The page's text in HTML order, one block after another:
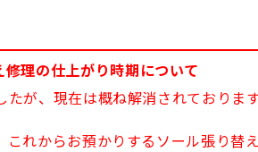
修理の仕上がり時期について
が、現在は概ね解消されておりま
れからお預かりするソール張り替